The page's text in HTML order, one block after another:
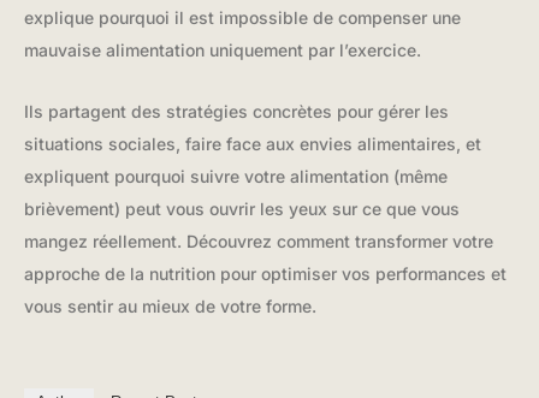
explique pourquoi il est impossible de compenser une
mauvaise alimentation uniquement par l’exercice.
Ils partagent des stratégies concrètes pour gérer les
situations sociales, faire face aux envies alimentaires, et
expliquent pourquoi suivre votre alimentation (même
brièvement) peut vous ouvrir les yeux sur ce que vous
mangez réellement. Découvrez comment transformer votre
approche de la nutrition pour optimiser vos performances et
vous sentir au mieux de votre forme.